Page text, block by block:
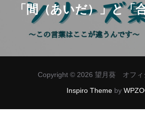
ョ
「間（あいだ）」と「
Copyright © 2026 望月葵 オフィ
Inspiro Theme by